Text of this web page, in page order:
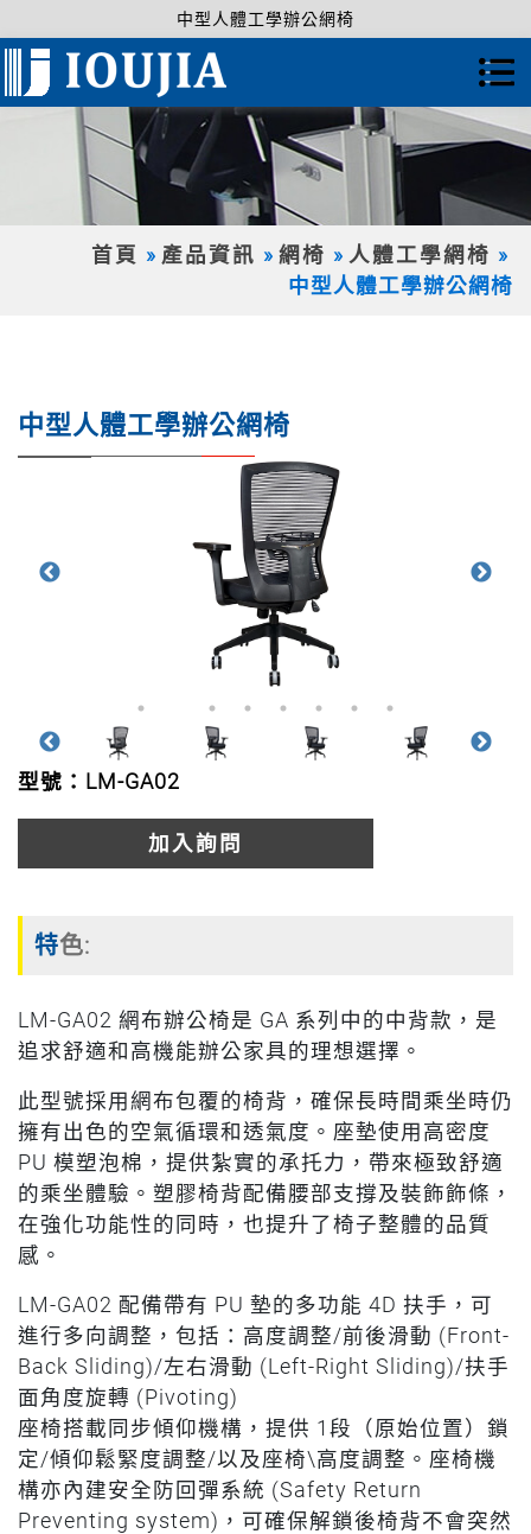
中型人體工學辦公網椅
首頁 產品資訊 網椅
人體工學網椅
中型人體工學辦公網椅
中型人體工學辦公網椅
型號：LM-GA02
加入詢問
特色:
LM-GA02 網布辦公椅是 GA 系列中的中背款，是
追求舒適和高機能辦公家具的理想選擇。
此型號採用網布包覆的椅背，確保長時間乘坐時仍
擁有出色的空氣循環和透氣度。座墊使用高密度
PU 模塑泡棉，提供紮實的承托力，帶來極致舒適
的乘坐體驗。塑膠椅背配備腰部支撐及裝飾飾條，
在強化功能性的同時，也提升了椅子整體的品質
感。
LM-GA02 配備帶有 PU 墊的多功能 4D 扶手，可
進行多向調整，包括：高度調整/前後滑動 (Front-
Back Sliding)/左右滑動 (Left-Right Sliding)/扶手
面角度旋轉 (Pivoting)
座椅搭載同步傾仰機構，提供 1段（原始位置）鎖
定/傾仰鬆緊度調整/以及座椅\高度調整。座椅機
構亦內建安全防回彈系統 (Safety Return
Preventing system)，可確保解鎖後椅背不會突然